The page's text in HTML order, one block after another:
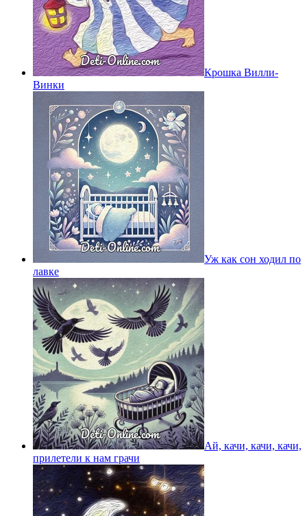
Крошка Вилли-
Винки
Уж как сон ходил по
лавке
Ай, качи, качи, качи,
прилетели к нам грачи